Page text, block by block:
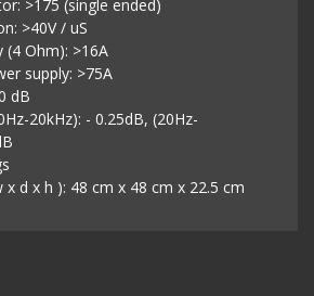
>175 (single ended)
>40V / uS
(4 Ohm): >16A
supply: >75A
dB
20kHz): - 0.25dB, (20Hz-
x d x h ): 48 cm x 48 cm x 22.5 cm